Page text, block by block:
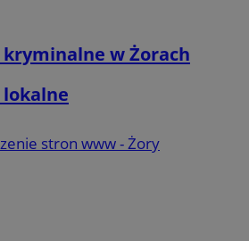
w Żorach
stron www - Żory